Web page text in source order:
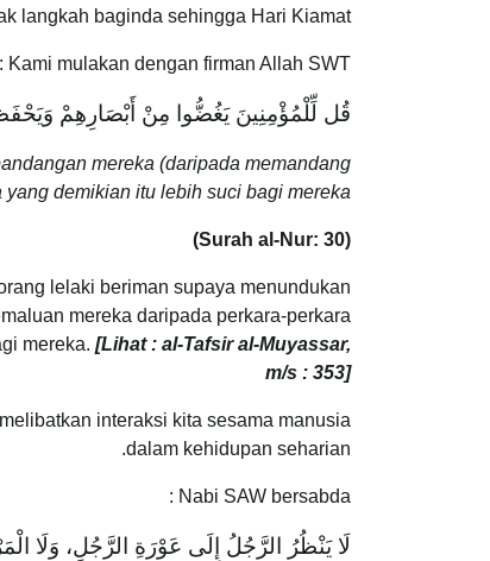
langkah baginda sehingga Hari Kiamat.
Kami mulakan dengan firman Allah SWT :
قُل لِّلْمُؤْمِنِينَ يَغُضُّوا مِنْ أَبْصَارِهِمْ
mereka (daripada memandang
demikian itu lebih suci bagi mereka”.
(Surah al-Nur: 30)
lelaki beriman supaya menundukan
mereka daripada perkara-perkara
mereka. [Lihat : al-Tafsir al-Muyassar,
m/s : 353]
interaksi kita sesama manusia
dalam kehidupan seharian.
Nabi SAW bersabda :
لَا يَنْظُرُ الرَّجُلُ إِلَى عَوْرَةِ الرَّجُلِ، وَلَا